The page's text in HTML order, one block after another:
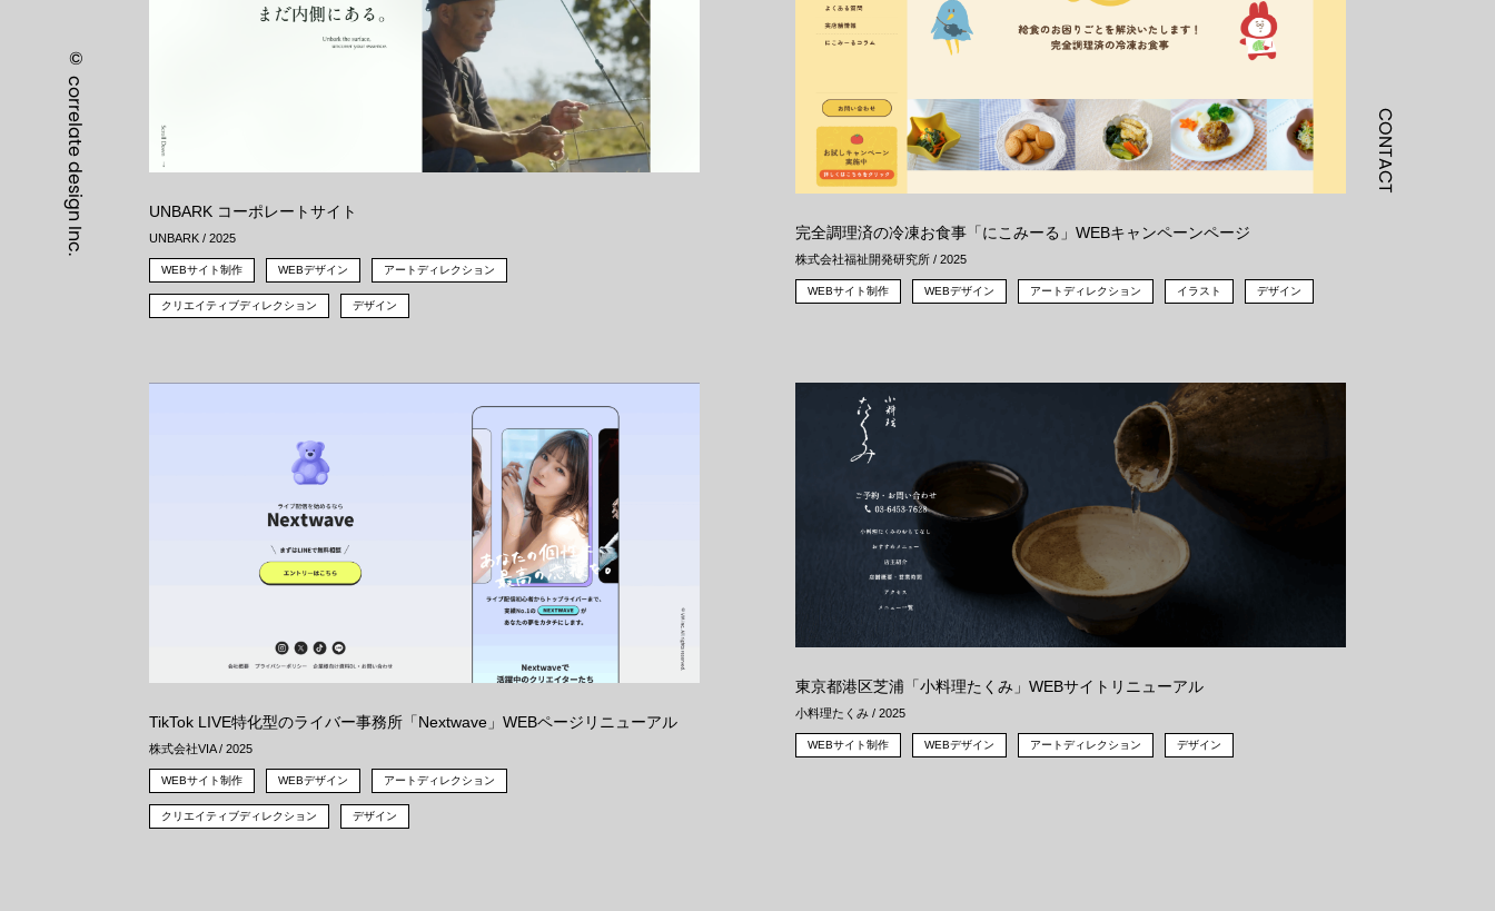
©
correlate design Inc. CONTACT
UNBARK コーポレートサイト
UNBARK / 2025
WEBサイト制作 WEBデザイン アートディレクション
クリエイティブディレクション デザイン
完全調理済の冷凍お食事「にこみーる」WEBキャンペーンページ
株式会社福祉開発研究所 / 2025
WEBサイト制作 WEBデザイン アートディレクション イラスト デザイン
TikTok LIVE特化型のライバー事務所「Nextwave」WEBページリニューアル
株式会社VIA / 2025
WEBサイト制作 WEBデザイン アートディレクション
クリエイティブディレクション デザイン
東京都港区芝浦「小料理たくみ」WEBサイトリニューアル
小料理たくみ / 2025
WEBサイト制作 WEBデザイン アートディレクション デザイン